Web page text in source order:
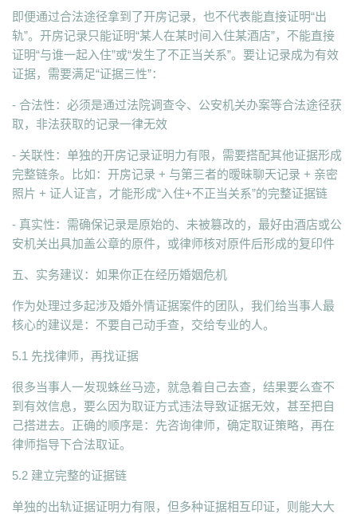
即便通过合法途径拿到了开房记录，也不代表能直接证明“出
轨”。开房记录只能证明“某人在某时间入住某酒店”，不能直接
证明“与谁一起入住”或“发生了不正当关系”。要让记录成为有效
证据，需要满足“证据三性”：
- 合法性：必须是通过法院调查令、公安机关办案等合法途径获
取，非法获取的记录一律无效
- 关联性：单独的开房记录证明力有限，需要搭配其他证据形成
完整链条。比如：开房记录 + 与第三者的暧昧聊天记录 + 亲密
照片 + 证人证言，才能形成“入住+不正当关系”的完整证据链
- 真实性：需确保记录是原始的、未被篡改的，最好由酒店或公
安机关出具加盖公章的原件，或律师核对原件后形成的复印件
五、实务建议：如果你正在经历婚姻危机
作为处理过多起涉及婚外情证据案件的团队，我们给当事人最
核心的建议是：不要自己动手查，交给专业的人。
5.1 先找律师，再找证据
很多当事人一发现蛛丝马迹，就急着自己去查，结果要么查不
到有效信息，要么因为取证方式违法导致证据无效，甚至把自
己搭进去。正确的顺序是：先咨询律师，确定取证策略，再在
律师指导下合法取证。
5.2 建立完整的证据链
单独的出轨证据证明力有限，但多种证据相互印证，则能大大